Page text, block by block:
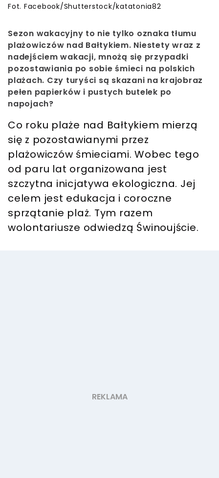
Fot. Facebook/Shutterstock/katatonia82
Sezon wakacyjny to nie tylko oznaka tłumu
plażowiczów nad Bałtykiem. Niestety wraz z
nadejściem wakacji, mnożą się przypadki
pozostawiania po sobie śmieci na polskich
plażach. Czy turyści są skazani na krajobraz
pełen papierków i pustych butelek po
napojach?
Co roku plaże nad Bałtykiem mierzą
się z pozostawianymi przez
plażowiczów śmieciami. Wobec tego
od paru lat organizowana jest
szczytna inicjatywa ekologiczna. Jej
celem jest edukacja i coroczne
sprzątanie plaż. Tym razem
wolontariusze odwiedzą Świnoujście.